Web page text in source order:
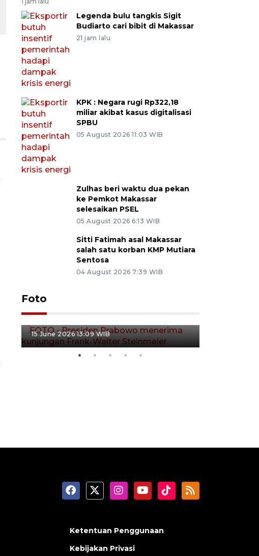
Legenda bulu tangkis Sigit
Budiarto cari bibit di Makassar
21 jam lalu
KPK : Negara rugi Rp322,18
miliar akibat kasus digitalisasi
SPBU
05 August 2026 11:03 WIB
Zulhas beri waktu dua pekan
ke Pemkot Makassar
selesaikan PSEL
05 August 2026 6:13 WIB
Sitti Fatimah asal Makassar
salah satu korban KMP Mutiara
Sentosa
04 August 2026 7:39 WIB
Foto
FOTO - Presiden Prabowo
menerima kunjungan Frank-
15 June 2026 13:09 WIB
Ketentuan Penggunaan
Kebijakan Privasi